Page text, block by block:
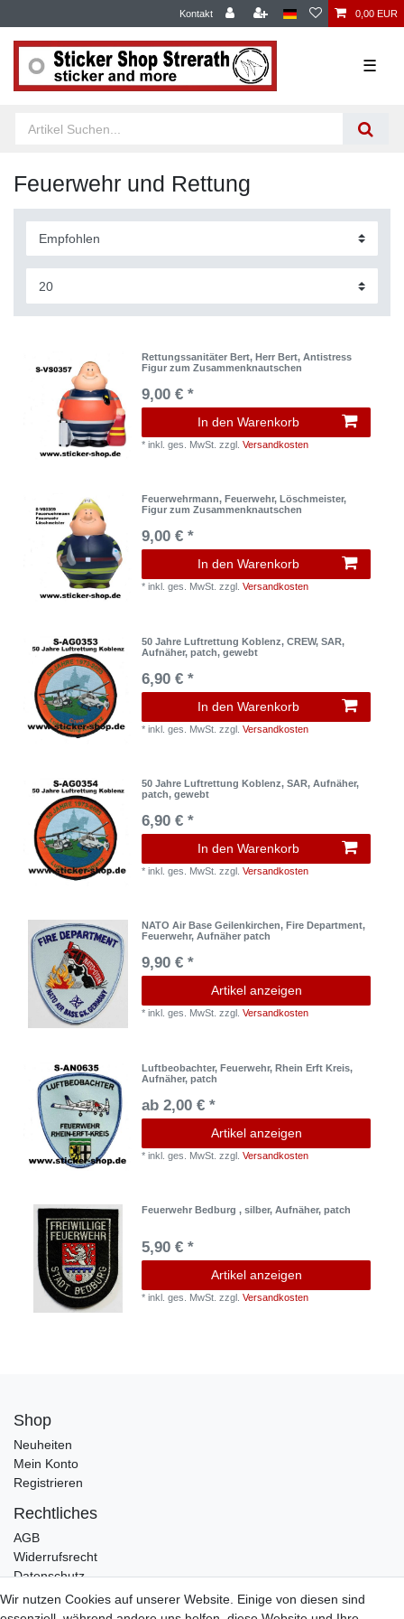
Kontakt 0,00 EUR
☰
Feuerwehr und Rettung
Rettungssanitäter Bert, Herr Bert, Antistress
Figur zum Zusammenknautschen
9,00 € *
In den Warenkorb
*inkl. ges. MwSt. zzgl.Versandkosten
Feuerwehrmann, Feuerwehr, Löschmeister,
Figur zum Zusammenknautschen
9,00 € *
In den Warenkorb
*inkl. ges. MwSt. zzgl.Versandkosten
50 Jahre Luftrettung Koblenz, CREW, SAR,
Aufnäher, patch, gewebt
6,90 € *
In den Warenkorb
*inkl. ges. MwSt. zzgl.Versandkosten
50 Jahre Luftrettung Koblenz, SAR, Aufnäher,
patch, gewebt
6,90 € *
In den Warenkorb
*inkl. ges. MwSt. zzgl.Versandkosten
NATO Air Base Geilenkirchen, Fire Department,
Feuerwehr, Aufnäher patch
9,90 € *
Artikel anzeigen
*inkl. ges. MwSt. zzgl.Versandkosten
Luftbeobachter, Feuerwehr, Rhein Erft Kreis,
Aufnäher, patch
ab 2,00 € *
Artikel anzeigen
*inkl. ges. MwSt. zzgl.Versandkosten
Feuerwehr Bedburg , silber, Aufnäher, patch
5,90 € *
Artikel anzeigen
*inkl. ges. MwSt. zzgl.Versandkosten
Shop
Neuheiten
Mein Konto
Registrieren
Rechtliches
AGB
Widerrufsrecht
Datenschutz
Impressum
Wir nutzen Cookies auf unserer Website. Einige von diesen sind